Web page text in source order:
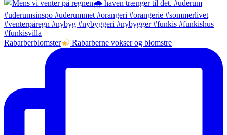
Rabarberblomster Rabarberne vokser og blomstre